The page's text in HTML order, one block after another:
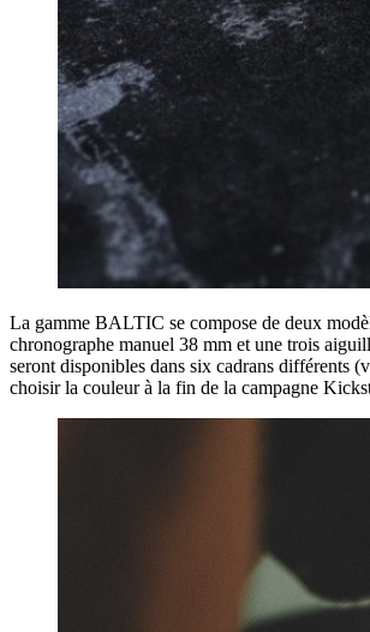
La gamme BALTIC se compose de deux
chronographe manuel 38 mm et une trois
seront disponibles dans six cadrans différents
choisir la couleur à la fin de la campagne